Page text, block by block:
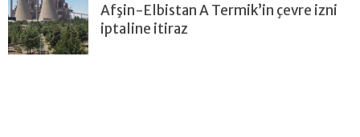
Afşin-Elbistan A Termik’in çevre izni
iptaline itiraz